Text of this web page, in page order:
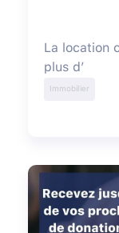
La location
plus d’
Immobilier